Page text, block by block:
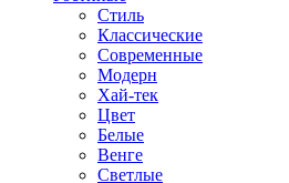
Стиль
Классические
Современные
Модерн
Хай-тек
Цвет
Белые
Венге
Светлые